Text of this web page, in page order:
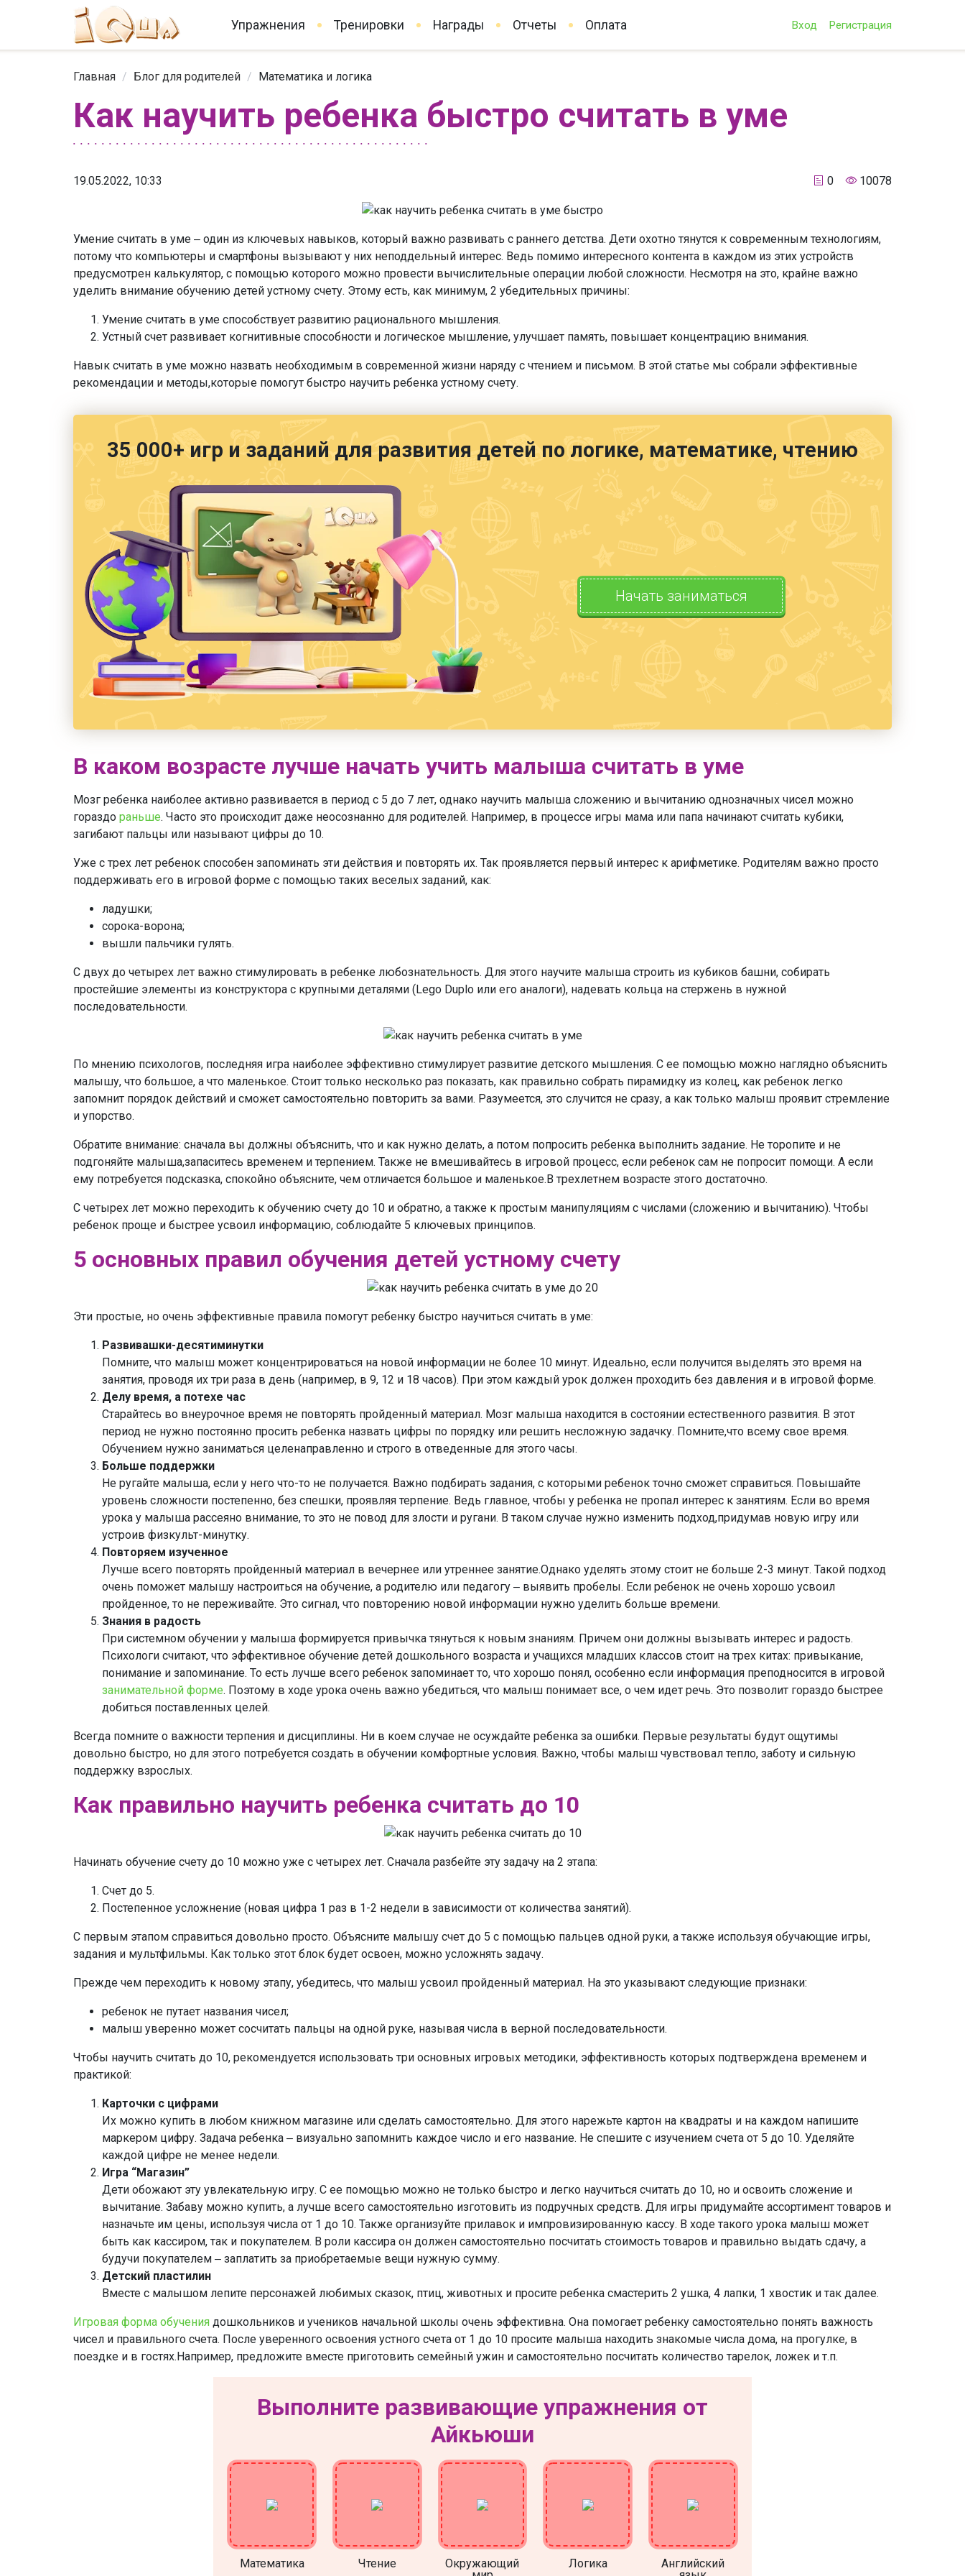
Упражнения Тренировки Награды Отчеты Оплата Вход Регистрация
Главная / Блог для родителей / Математика и логика
Как научить ребенка быстро считать в уме
19.05.2022, 10:33 0 10078
Умение считать в уме ‒ один из ключевых навыков, который важно развивать с раннего детства. Дети охотно тянутся к современным технологиям,
потому что компьютеры и смартфоны вызывают у них неподдельный интерес. Ведь помимо интересного контента в каждом из этих устройств
предусмотрен калькулятор, с помощью которого можно провести вычислительные операции любой сложности. Несмотря на это, крайне важно
уделить внимание обучению детей устному счету. Этому есть, как минимум, 2 убедительных причины:
Умение считать в уме способствует развитию рационального мышления.
Устный счет развивает когнитивные способности и логическое мышление, улучшает память, повышает концентрацию внимания.
Навык считать в уме можно назвать необходимым в современной жизни наряду с чтением и письмом. В этой статье мы собрали эффективные
рекомендации и методы,которые помогут быстро научить ребенка устному счету.
35 000+ игр и заданий для развития детей по логике, математике, чтению
Начать заниматься
В каком возрасте лучше начать учить малыша считать в уме
Мозг ребенка наиболее активно развивается в период с 5 до 7 лет, однако научить малыша сложению и вычитанию однозначных чисел можно
гораздо раньше. Часто это происходит даже неосознанно для родителей. Например, в процессе игры мама или папа начинают считать кубики,
загибают пальцы или называют цифры до 10.
Уже с трех лет ребенок способен запоминать эти действия и повторять их. Так проявляется первый интерес к арифметике. Родителям важно просто
поддерживать его в игровой форме с помощью таких веселых заданий, как:
ладушки;
сорока-ворона;
вышли пальчики гулять.
С двух до четырех лет важно стимулировать в ребенке любознательность. Для этого научите малыша строить из кубиков башни, собирать
простейшие элементы из конструктора с крупными деталями (Lego Duplo или его аналоги), надевать кольца на стержень в нужной
последовательности.
По мнению психологов, последняя игра наиболее эффективно стимулирует развитие детского мышления. С ее помощью можно наглядно объяснить
малышу, что большое, а что маленькое. Стоит только несколько раз показать, как правильно собрать пирамидку из колец, как ребенок легко
запомнит порядок действий и сможет самостоятельно повторить за вами. Разумеется, это случится не сразу, а как только малыш проявит стремление
и упорство.
Обратите внимание: сначала вы должны объяснить, что и как нужно делать, а потом попросить ребенка выполнить задание. Не торопите и не
подгоняйте малыша,запаситесь временем и терпением. Также не вмешивайтесь в игровой процесс, если ребенок сам не попросит помощи. А если
ему потребуется подсказка, спокойно объясните, чем отличается большое и маленькое.В трехлетнем возрасте этого достаточно.
С четырех лет можно переходить к обучению счету до 10 и обратно, а также к простым манипуляциям с числами (сложению и вычитанию). Чтобы
ребенок проще и быстрее усвоил информацию, соблюдайте 5 ключевых принципов.
5 основных правил обучения детей устному счету
Эти простые, но очень эффективные правила помогут ребенку быстро научиться считать в уме:
Развивашки-десятиминутки
Помните, что малыш может концентрироваться на новой информации не более 10 минут. Идеально, если получится выделять это время на
занятия, проводя их три раза в день (например, в 9, 12 и 18 часов). При этом каждый урок должен проходить без давления и в игровой форме.
Делу время, а потехе час
Старайтесь во внеурочное время не повторять пройденный материал. Мозг малыша находится в состоянии естественного развития. В этот
период не нужно постоянно просить ребенка назвать цифры по порядку или решить несложную задачку. Помните,что всему свое время.
Обучением нужно заниматься целенаправленно и строго в отведенные для этого часы.
Больше поддержки
Не ругайте малыша, если у него что-то не получается. Важно подбирать задания, с которыми ребенок точно сможет справиться. Повышайте
уровень сложности постепенно, без спешки, проявляя терпение. Ведь главное, чтобы у ребенка не пропал интерес к занятиям. Если во время
урока у малыша рассеяно внимание, то это не повод для злости и ругани. В таком случае нужно изменить подход,придумав новую игру или
устроив физкульт-минутку.
Повторяем изученное
Лучше всего повторять пройденный материал в вечернее или утреннее занятие.Однако уделять этому стоит не больше 2-3 минут. Такой подход
очень поможет малышу настроиться на обучение, а родителю или педагогу ‒ выявить пробелы. Если ребенок не очень хорошо усвоил
пройденное, то не переживайте. Это сигнал, что повторению новой информации нужно уделить больше времени.
Знания в радость
При системном обучении у малыша формируется привычка тянуться к новым знаниям. Причем они должны вызывать интерес и радость.
Психологи считают, что эффективное обучение детей дошкольного возраста и учащихся младших классов стоит на трех китах: привыкание,
понимание и запоминание. То есть лучше всего ребенок запоминает то, что хорошо понял, особенно если информация преподносится в игровой
занимательной форме. Поэтому в ходе урока очень важно убедиться, что малыш понимает все, о чем идет речь. Это позволит гораздо быстрее
добиться поставленных целей.
Всегда помните о важности терпения и дисциплины. Ни в коем случае не осуждайте ребенка за ошибки. Первые результаты будут ощутимы
довольно быстро, но для этого потребуется создать в обучении комфортные условия. Важно, чтобы малыш чувствовал тепло, заботу и сильную
поддержку взрослых.
Как правильно научить ребенка считать до 10
Начинать обучение счету до 10 можно уже с четырех лет. Сначала разбейте эту задачу на 2 этапа:
Счет до 5.
Постепенное усложнение (новая цифра 1 раз в 1-2 недели в зависимости от количества занятий).
С первым этапом справиться довольно просто. Объясните малышу счет до 5 с помощью пальцев одной руки, а также используя обучающие игры,
задания и мультфильмы. Как только этот блок будет освоен, можно усложнять задачу.
Прежде чем переходить к новому этапу, убедитесь, что малыш усвоил пройденный материал. На это указывают следующие признаки:
ребенок не путает названия чисел;
малыш уверенно может сосчитать пальцы на одной руке, называя числа в верной последовательности.
Чтобы научить считать до 10, рекомендуется использовать три основных игровых методики, эффективность которых подтверждена временем и
практикой:
Карточки с цифрами
Их можно купить в любом книжном магазине или сделать самостоятельно. Для этого нарежьте картон на квадраты и на каждом напишите
маркером цифру. Задача ребенка ‒ визуально запомнить каждое число и его название. Не спешите с изучением счета от 5 до 10. Уделяйте
каждой цифре не менее недели.
Игра “Магазин”
Дети обожают эту увлекательную игру. С ее помощью можно не только быстро и легко научиться считать до 10, но и освоить сложение и
вычитание. Забаву можно купить, а лучше всего самостоятельно изготовить из подручных средств. Для игры придумайте ассортимент товаров и
назначьте им цены, используя числа от 1 до 10. Также организуйте прилавок и импровизированную кассу. В ходе такого урока малыш может
быть как кассиром, так и покупателем. В роли кассира он должен самостоятельно посчитать стоимость товаров и правильно выдать сдачу, а
будучи покупателем ‒ заплатить за приобретаемые вещи нужную сумму.
Детский пластилин
Вместе с малышом лепите персонажей любимых сказок, птиц, животных и просите ребенка смастерить 2 ушка, 4 лапки, 1 хвостик и так далее.
Игровая форма обучения дошкольников и учеников начальной школы очень эффективна. Она помогает ребенку самостоятельно понять важность
чисел и правильного счета. После уверенного освоения устного счета от 1 до 10 просите малыша находить знакомые числа дома, на прогулке, в
поездке и в гостях.Например, предложите вместе приготовить семейный ужин и самостоятельно посчитать количество тарелок, ложек и т.п.
Выполните развивающие упражнения от
Айкьюши
Математика Чтение
Окружающий
Логика
Английский